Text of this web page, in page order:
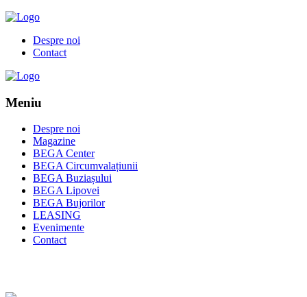
Despre noi
Contact
Meniu
Despre noi
Magazine
BEGA Center
BEGA Circumvalațiunii
BEGA Buziașului
BEGA Lipovei
BEGA Bujorilor
LEASING
Evenimente
Contact